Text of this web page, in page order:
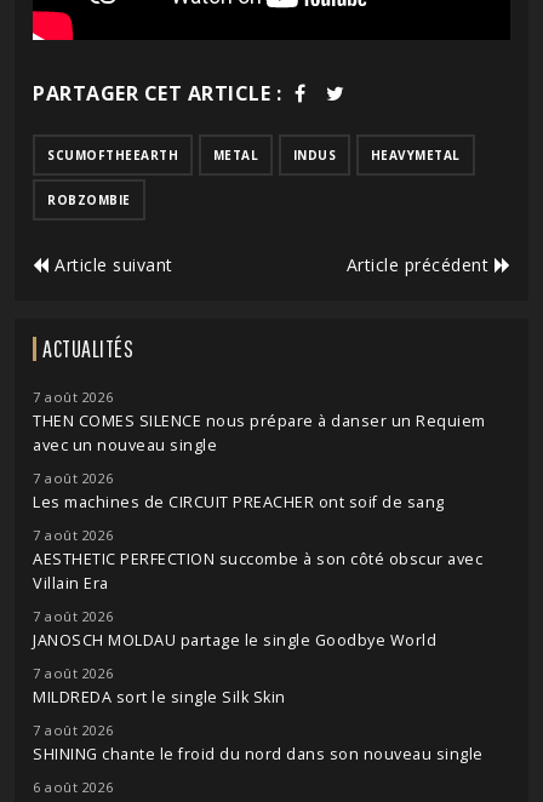
PARTAGER CET ARTICLE :
SCUMOFTHEEARTH METAL INDUS HEAVYMETAL
ROBZOMBIE
Article suivant Article précédent
ACTUALITÉS
7 août 2026
THEN COMES SILENCE nous prépare à danser un Requiem
avec un nouveau single
7 août 2026
Les machines de CIRCUIT PREACHER ont soif de sang
7 août 2026
AESTHETIC PERFECTION succombe à son côté obscur avec
Villain Era
7 août 2026
JANOSCH MOLDAU partage le single Goodbye World
7 août 2026
MILDREDA sort le single Silk Skin
7 août 2026
SHINING chante le froid du nord dans son nouveau single
6 août 2026